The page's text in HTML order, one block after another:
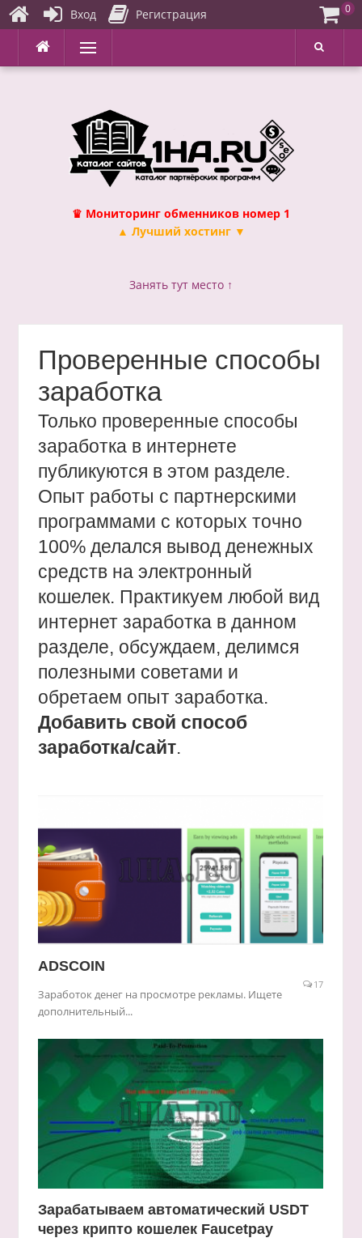
Перейти
содержимому
Меню
♛ Мониторинг обменников номер 1
▲ Лучший хостинг ▼
Занять тут место ↑
Проверенные способы
заработка
Только проверенные способы
заработка в интернете
публикуются в этом разделе.
Опыт работы с партнерскими
программами с которых точно
100% делался вывод денежных
средств на электронный
кошелек. Практикуем любой вид
интернет заработка в данном
разделе, обсуждаем, делимся
полезными советами и
обретаем опыт заработка.
Добавить свой способ
заработка/сайт.
ADSCOIN
17
Заработок денег на просмотре рекламы. Ищете
дополнительный...
Зарабатываем автоматический USDT
через крипто кошелек Faucetpay
Вход Регистрация 0